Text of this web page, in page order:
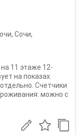
, Сочи,
11 этаже 12-
на показах.
Счетчики
можно с